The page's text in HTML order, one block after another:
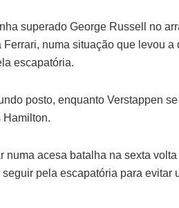
superado George Russell no
numa situação que levou
escapatória.
posto, enquanto Verstappen
Hamilton.
numa acesa batalha na sexta
pela escapatória para evitar